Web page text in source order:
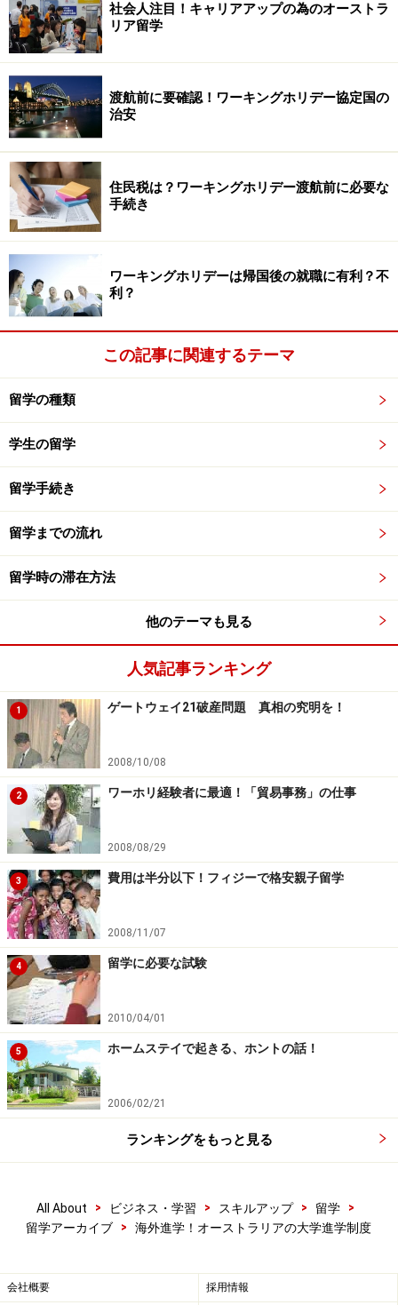
社会人注目！キャリアアップの為のオーストラ
リア留学
渡航前に要確認！ワーキングホリデー協定国の
治安
住民税は？ワーキングホリデー渡航前に必要な
手続き
ワーキングホリデーは帰国後の就職に有利？不
利？
この記事に関連するテーマ
留学の種類
学生の留学
留学手続き
留学までの流れ
留学時の滞在方法
他のテーマも見る
人気記事ランキング
1 ゲートウェイ21破産問題 真相の究明を！
2008/10/08
2 ワーホリ経験者に最適！「貿易事務」の仕事
2008/08/29
3 費用は半分以下！フィジーで格安親子留学
2008/11/07
4 留学に必要な試験
2010/04/01
5 ホームステイで起きる、ホントの話！
2006/02/21
ランキングをもっと見る
All About > ビジネス・学習 > スキルアップ > 留学
>
留学アーカイブ
> 海外進学！オーストラリアの大学進学制度
会社概要 採用情報